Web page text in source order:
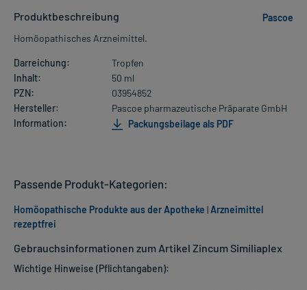
Produktbeschreibung
Pascoe
Homöopathisches Arzneimittel.
Darreichung:
Tropfen
Inhalt:
50 ml
PZN:
03954852
Hersteller:
Pascoe pharmazeutische Präparate GmbH
Information:
Packungsbeilage als PDF
Gebrauchsinformationen zum Artikel Zincum Similiaplex
Wichtige Hinweise (Pflichtangaben):
Passende Produkt-Kategorien:
Homöopathische Produkte aus der Apotheke |Arzneimittel
rezeptfrei